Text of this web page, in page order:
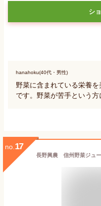
シ
hanahoku(40代・男性)
野菜に含まれている栄養
です。野菜が苦手という方
no. 17